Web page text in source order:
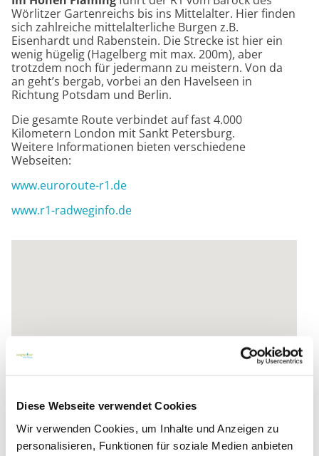
Diese Webseite verwendet Cookies
Wir verwenden Cookies, um Inhalte und Anzeigen zu
personalisieren, Funktionen für soziale Medien anbieten
Wörlitzer Gartenreichs bis ins Mittelalter. Hier finden
sich zahlreiche mittelalterliche Burgen z.B.
Eisenhardt und Rabenstein. Die Strecke ist hier ein
wenig hügelig (Hagelberg mit max. 200m), aber
trotzdem noch für jedermann zu meistern. Von da
an geht’s bergab, vorbei an den Havelseen in
Richtung Potsdam und Berlin.
Die gesamte Route verbindet auf fast 4.000
Kilometern London mit Sankt Petersburg.
Weitere Informationen bieten verschiedene
Webseiten:
www.euroroute-r1.de
www.r1-radweginfo.de